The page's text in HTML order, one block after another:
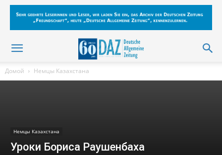
Домой Немцы Казахстана
Немцы Казахстана
Уроки Бориса Раушенбаха